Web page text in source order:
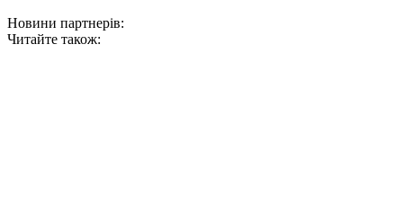
Новини партнерів:
Читайте також: